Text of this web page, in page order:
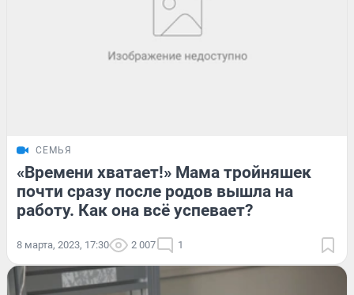
СЕМЬЯ
«Времени хватает!» Мама тройняшек
почти сразу после родов вышла на
работу. Как она всё успевает?
8 марта, 2023, 17:30 2 007 1